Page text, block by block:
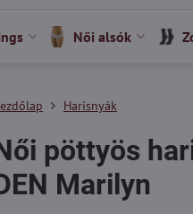
Női alsók
Harisnyák
pöttyös
Marilyn